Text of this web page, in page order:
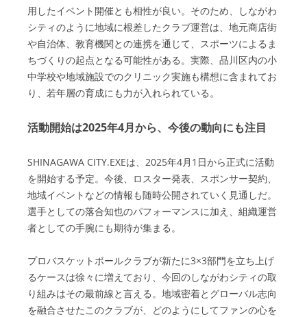
用したイベント開催とも相性が良い。そのため、しながわ
シティのように地域に根差したクラブ運営は、地元商店街
や自治体、教育機関との連携を通じて、スポーツによるま
ちづくりの起点となる可能性がある。実際、品川区内の小
中学校や地域施設でのクリニック実施も構想に含まれてお
り、若年層の育成にも力が入れられている。
活動開始は2025年4月から、今後の動向にも注目
SHINAGAWA CITY.EXEは、2025年4月1日から正式に活動
を開始する予定。今後、ロスター発表、スポンサー契約、
地域イベントなどの情報も随時公開されていく見通しだ。
選手としての落合知也のパフォーマンスに加え、組織運営
者としての手腕にも期待が集まる。
プロバスケットボールクラブが新たに3×3部門を立ち上げ
るケースは徐々に増えており、今回のしながわシティの取
り組みはその最前線と言える。地域密着とグローバル志向
を融合させたこのクラブが、どのようにしてファンの心を